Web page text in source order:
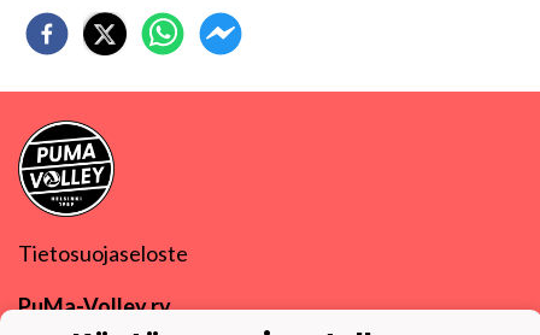
Tietosuojaseloste
PuMa-Volley ry